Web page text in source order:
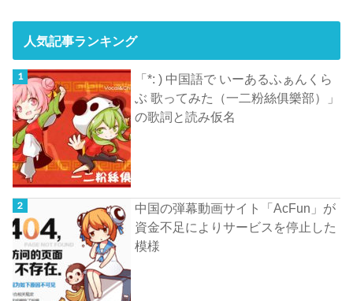
人気記事ランキング
「*: ) 中国語で いーあるふぁんくら
ぶ 歌ってみた（一二粉絲俱樂部）」
の歌詞と読み仮名
中国の弾幕動画サイト「AcFun」が
資金不足によりサービスを停止した
模様